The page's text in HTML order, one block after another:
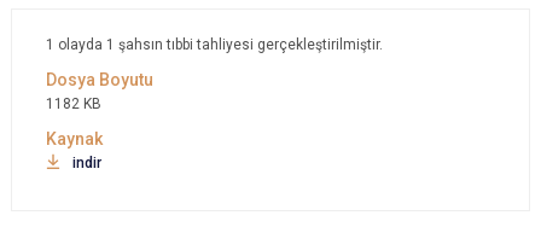
1 olayda 1 şahsın tıbbi tahliyesi gerçekleştirilmiştir.
1182 KB
indir